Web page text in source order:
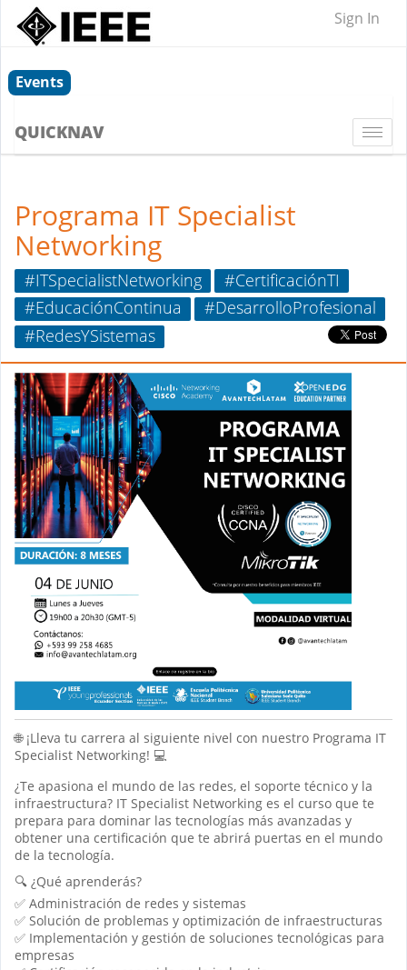
Sign In
Events
QUICKNAV
Programa IT Specialist
Networking
#ITSpecialistNetworking
#CertificaciónTI
#EducaciónContinua
#DesarrolloProfesional
#RedesYSistemas
🌐 ¡Lleva tu carrera al siguiente nivel con nuestro Programa IT
Specialist Networking! 💻
¿Te apasiona el mundo de las redes, el soporte técnico y la
infraestructura? IT Specialist Networking es el curso que te
prepara para dominar las tecnologías más avanzadas y
obtener una certificación que te abrirá puertas en el mundo
de la tecnología.
🔍 ¿Qué aprenderás?
✅ Administración de redes y sistemas
✅ Solución de problemas y optimización de infraestructuras
✅ Implementación y gestión de soluciones tecnológicas para
empresas